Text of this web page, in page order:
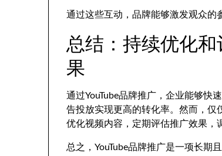
通过这些互动，品牌能够激发观众的
总结：持续优化
果
通过YouTube品牌推广，企业能够快
告投放实现更高的转化率。然而，仅
优化视频内容，定期评估推广效果，
总之，YouTube品牌推广是一项长期